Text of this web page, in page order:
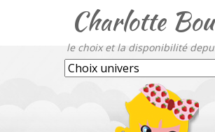
Charlotte
le choix et la disponibilité